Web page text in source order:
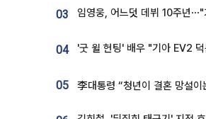
03
04
05